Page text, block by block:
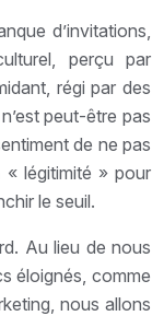
d’invitations,
perçu par
régi par des
peut-être pas
de ne pas
légitimité » pour
le seuil.
Au lieu de nous
éloignés, comme
nous allons